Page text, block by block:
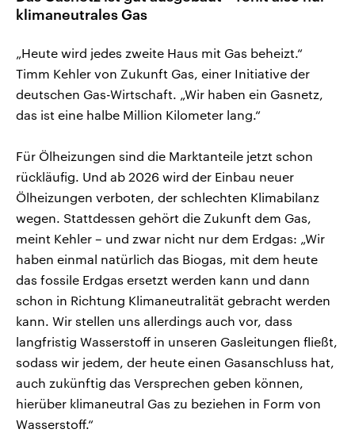
klimaneutrales Gas
„Heute wird jedes zweite Haus mit Gas beheizt.“
Timm Kehler von Zukunft Gas, einer Initiative der
deutschen Gas-Wirtschaft. „Wir haben ein Gasnetz,
das ist eine halbe Million Kilometer lang.“
Für Ölheizungen sind die Marktanteile jetzt schon
rückläufig. Und ab 2026 wird der Einbau neuer
Ölheizungen verboten, der schlechten Klimabilanz
wegen. Stattdessen gehört die Zukunft dem Gas,
meint Kehler – und zwar nicht nur dem Erdgas: „Wir
haben einmal natürlich das Biogas, mit dem heute
das fossile Erdgas ersetzt werden kann und dann
schon in Richtung Klimaneutralität gebracht werden
kann. Wir stellen uns allerdings auch vor, dass
langfristig Wasserstoff in unseren Gasleitungen fließt,
sodass wir jedem, der heute einen Gasanschluss hat,
auch zukünftig das Versprechen geben können,
hierüber klimaneutral Gas zu beziehen in Form von
Wasserstoff.“